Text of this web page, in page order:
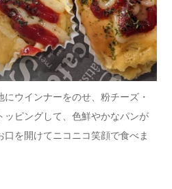
ウインナーをのせ、粉チーズ・
ッピングして、色鮮やかなパンが
を開けてニコニコ笑顔で食べま